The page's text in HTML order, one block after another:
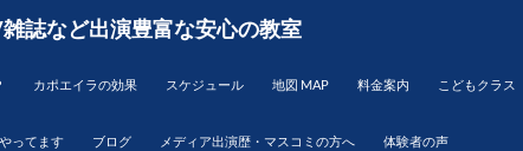
誌など出演豊富な安心の教室
カポエイラの効果 スケジュール 地図 MAP 料金案内 こどもクラス
ってます ブログ メディア出演歴・マスコミの方へ 体験者の声